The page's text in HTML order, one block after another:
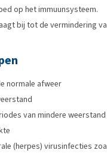
op het immuunsysteem.
bij tot de vermindering
normale afweer
van mindere
(herpes) virusinfecties